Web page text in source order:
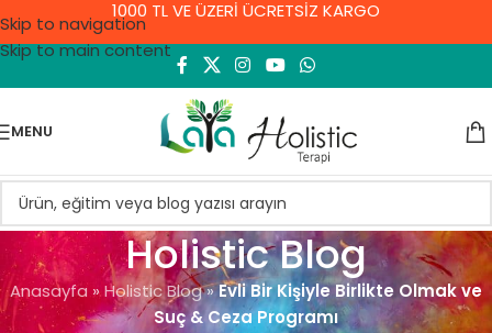
Skip to navigation
Skip to main content
1000 TL VE ÜZERİ ÜCRETSİZ KARGO
MENU
Holistic Blog
Anasayfa »Holistic Blog»Evli Bir Kişiyle Birlikte Olmak ve
Suç & Ceza Programı